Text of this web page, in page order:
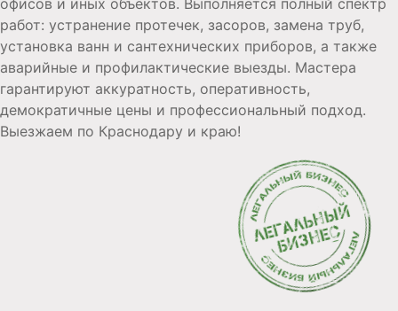
офисов и иных объектов. Выполняется полный спектр
работ: устранение протечек, засоров, замена труб,
установка ванн и сантехнических приборов, а также
аварийные и профилактические выезды. Мастера
гарантируют аккуратность, оперативность,
демократичные цены и профессиональный подход.
Выезжаем по Краснодару и краю!